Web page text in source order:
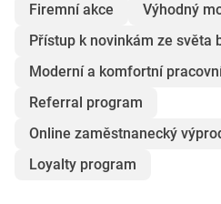
Firemní akce
Výhodný
Přístup k novinkám ze světa
Moderní a komfortní
Referral program
Online zaměstnanecký
Loyalty program